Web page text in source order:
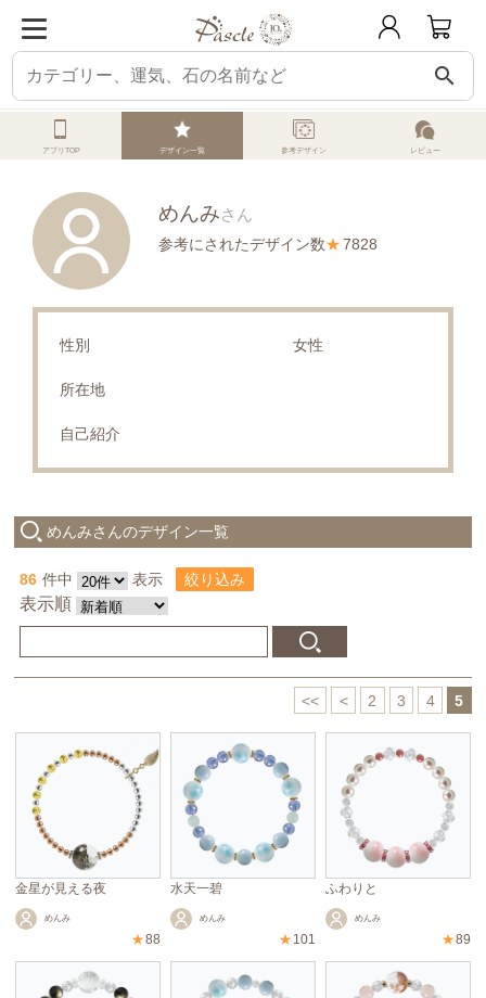
search
パスクル オーダーメイド みんなのデザイン めんみさんの投稿デザイン
アプリTOP デザイン一覧 参考デザイン レビュー
めんみさん
参考にされたデザイン数★7828
性別 女性
所在地
自己紹介
めんみさんのデザイン一覧
86 件中 表示 絞り込み
表示順
<< < 2 3 4 5
金星が見える夜
めんみ
★88
水天一碧
めんみ
★ 101
ふわりと
めんみ
★89